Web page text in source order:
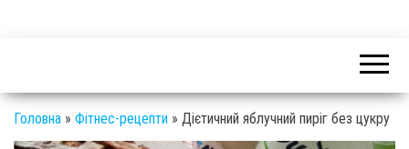
ь
/
С
к
бодібілдинг
і фітнес
Головна » Фітнес-рецепти » Дієтичний яблучний пиріг без цукру